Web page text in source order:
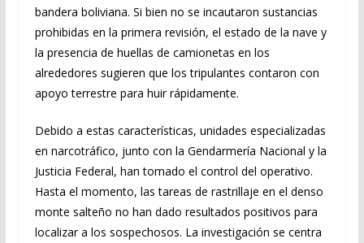
bandera boliviana. Si bien no se incautaron sustancias
prohibidas en la primera revisión, el estado de la nave y
la presencia de huellas de camionetas en los
alrededores sugieren que los tripulantes contaron con
apoyo terrestre para huir rápidamente.
Debido a estas características, unidades especializadas
en narcotráfico, junto con la Gendarmería Nacional y la
Justicia Federal, han tomado el control del operativo.
Hasta el momento, las tareas de rastrillaje en el denso
monte salteño no han dado resultados positivos para
localizar a los sospechosos. La investigación se centra